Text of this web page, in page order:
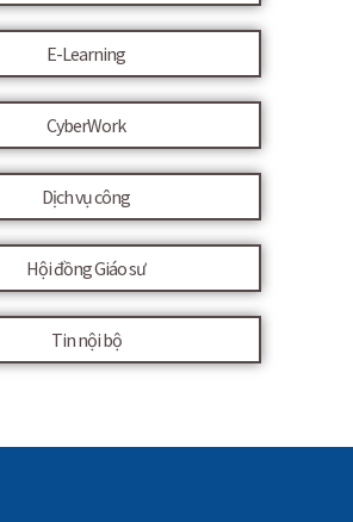
E-Learning
CyberWork
Dịch vụ công
Hội đồng Giáo sư
Tin nội bộ